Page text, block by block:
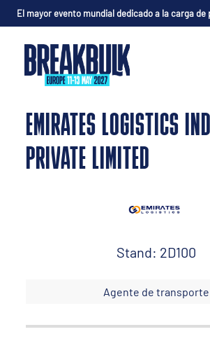
El mayor evento mundial dedicado a la carga
EMIRATES LOGISTICS
PRIVATE LIMITED
Stand: 2D100
Agente de transporte